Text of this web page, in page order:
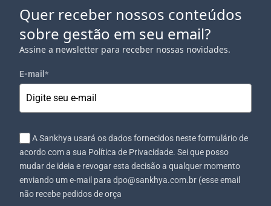
Quer receber nossos conteúdos
sobre gestão em seu email?
Assine a newsletter para receber nossas novidades.
E-mail*
A Sankhya usará os dados fornecidos neste formulário de
acordo com a sua Política de Privacidade. Sei que posso
mudar de ideia e revogar esta decisão a qualquer momento
enviando um e-mail para dpo@sankhya.com.br (esse email
não recebe pedidos de orça